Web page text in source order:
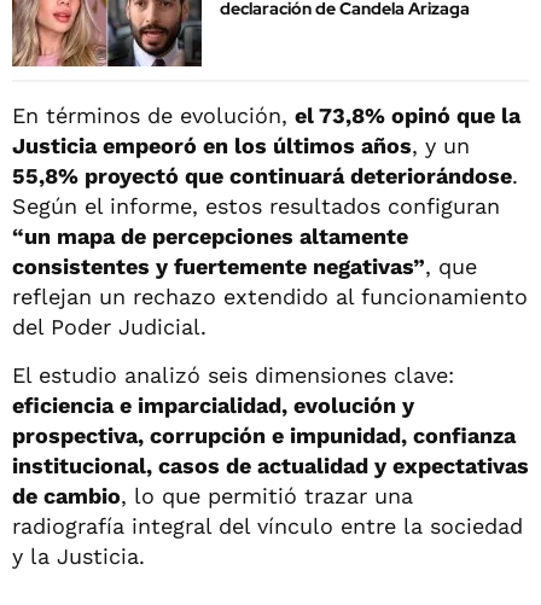
declaración de Candela Arizaga
En términos de evolución, el 73,8% opinó que la
Justicia empeoró en los últimos años, y un
55,8% proyectó que continuará deteriorándose.
Según el informe, estos resultados configuran
“un mapa de percepciones altamente
consistentes y fuertemente negativas”, que
reflejan un rechazo extendido al funcionamiento
del Poder Judicial.
El estudio analizó seis dimensiones clave:
eficiencia e imparcialidad, evolución y
prospectiva, corrupción e impunidad, confianza
institucional, casos de actualidad y expectativas
de cambio, lo que permitió trazar una
radiografía integral del vínculo entre la sociedad
y la Justicia.